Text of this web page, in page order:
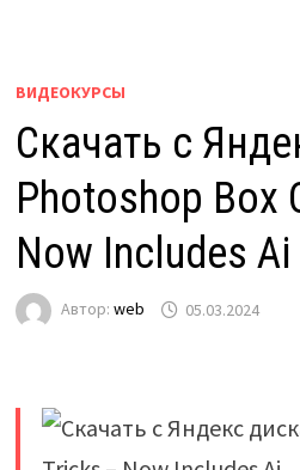
ВИДЕОКУРСЫ
Скачать с
Photoshop Box
Now Includes Ai
Автор: web 05.03.2024